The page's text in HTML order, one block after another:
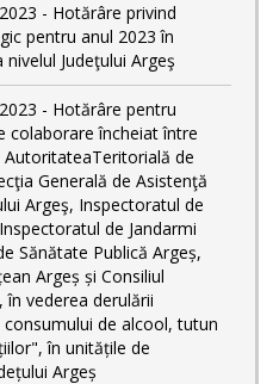
- Hotărâre privind
pentru anul 2023 în
Judeţului Argeş
- Hotărâre pentru
colaborare încheiat între
AutoritateaTeritorială de
Generală de Asistenţă
Argeş, Inspectoratul de
de Jandarmi
Sănătate Publică Argeș,
Argeș și Consiliul
în vederea derulării
de alcool, tutun
în unitățile de
Argeș